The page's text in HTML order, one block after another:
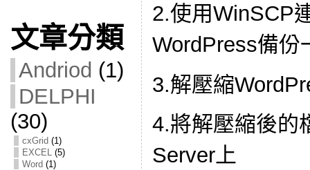
文章分類
Andriod (1)
DELPHI
(30)
cxGrid (1)
EXCEL(5)
Word (1)
2.使用WinSCP
WordPress備份
3.解壓縮
4.將解壓縮後的
Server上